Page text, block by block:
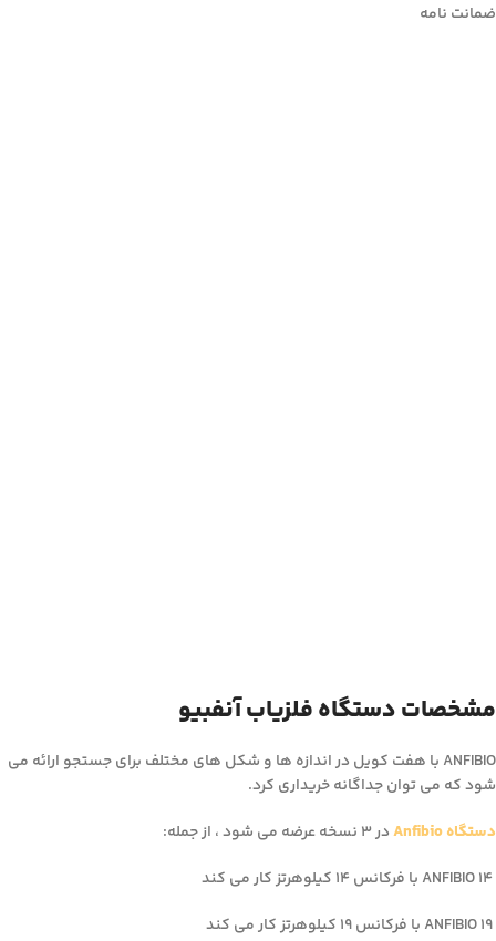
ضمانت نامه
مشخصات دستگاه فلزیاب آنفبیو
ANFIBIO با هفت کویل در اندازه ها و شکل های مختلف برای جستجو ارائه می
شود که می توان جداگانه خریداری کرد.
دستگاه Anfibio
در 3 نسخه عرضه می شود ، از جمله: